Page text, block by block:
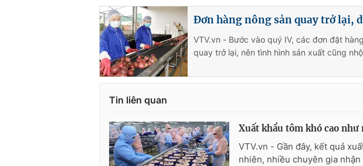
Đơn hàng nông sản quay trở lại,
VTV.vn - Bước vào quý IV, các đơn đặt
quay trở lại, nên tình hình sản xuất cũng
Tin liên quan
Xuất khẩu tôm khó cao như
VTV.vn - Gần đây, kết quả
nhiên, nhiều chuyên gia